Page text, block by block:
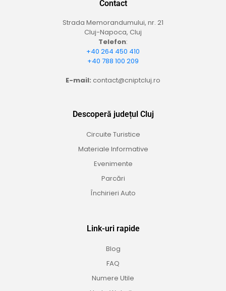
Contact
Strada Memorandumului, nr. 21
Cluj-Napoca, Cluj
Telefon:
+40 264 450 410
+40 788 100 209
E-mail: contact@cniptcluj.ro
Descoperă județul Cluj
Circuite Turistice
Materiale Informative
Evenimente
Parcări
Închirieri Auto
Link-uri rapide
Blog
FAQ
Numere Utile